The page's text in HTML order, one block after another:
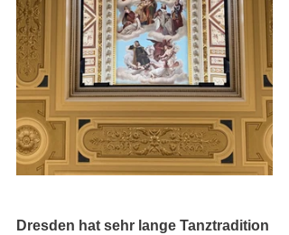
Dresden hat sehr lange Tanztradition